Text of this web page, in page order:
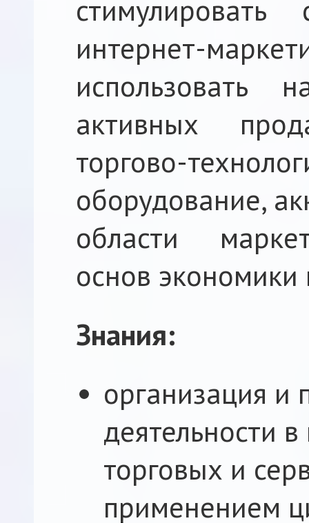
интернет-
использовать
активных
торгово-
оборудование,
области
основ экономики
Знания:
организация и
деятельности
торговых и
применением